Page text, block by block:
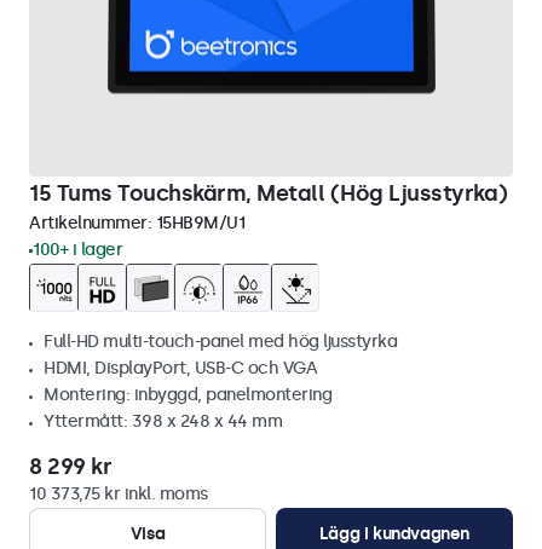
15 Tums Touchskärm, Metall (Hög Ljusstyrka)
Artikelnummer: 15HB9M/U1
100+ i lager
Full-HD multi-touch-panel med hög ljusstyrka
HDMI, DisplayPort, USB-C och VGA
Montering: inbyggd, panelmontering
Yttermått: 398 x 248 x 44 mm
8 299 kr
10 373,75 kr inkl. moms
Visa
Lägg i kundvagnen